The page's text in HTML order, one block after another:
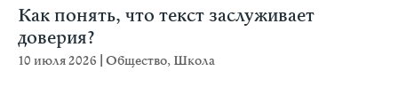
Как понять, что текст заслуживает
доверия?
10 июля 2026 Общество, Школа